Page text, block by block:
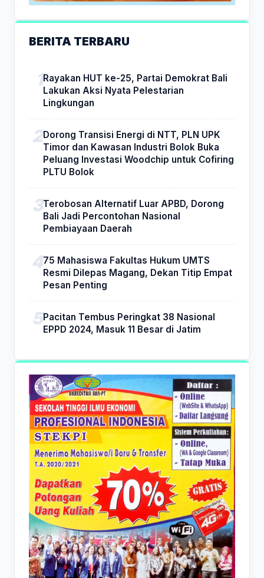
BERITA TERBARU
Rayakan HUT ke-25, Partai Demokrat Bali
Lakukan Aksi Nyata Pelestarian
Lingkungan
Dorong Transisi Energi di NTT, PLN UPK
Timor dan Kawasan Industri Bolok Buka
Peluang Investasi Woodchip untuk Cofiring
PLTU Bolok
Terobosan Alternatif Luar APBD, Dorong
Bali Jadi Percontohan Nasional
Pembiayaan Daerah
75 Mahasiswa Fakultas Hukum UMTS
Resmi Dilepas Magang, Dekan Titip Empat
Pesan Penting
Pacitan Tembus Peringkat 38 Nasional
EPPD 2024, Masuk 11 Besar di Jatim